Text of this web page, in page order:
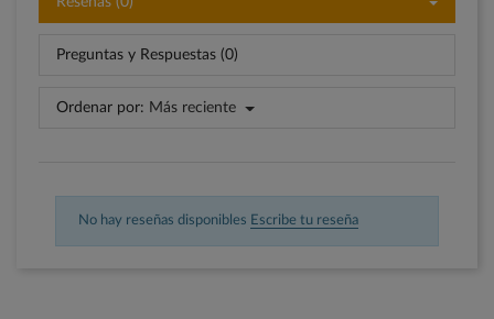
Preguntas y Respuestas (0)
Ordenar por: Más reciente
No hay reseñas disponibles Escribe tu reseña